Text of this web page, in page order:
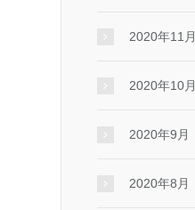
2020年11月
2020年10月
2020年9月
2020年8月